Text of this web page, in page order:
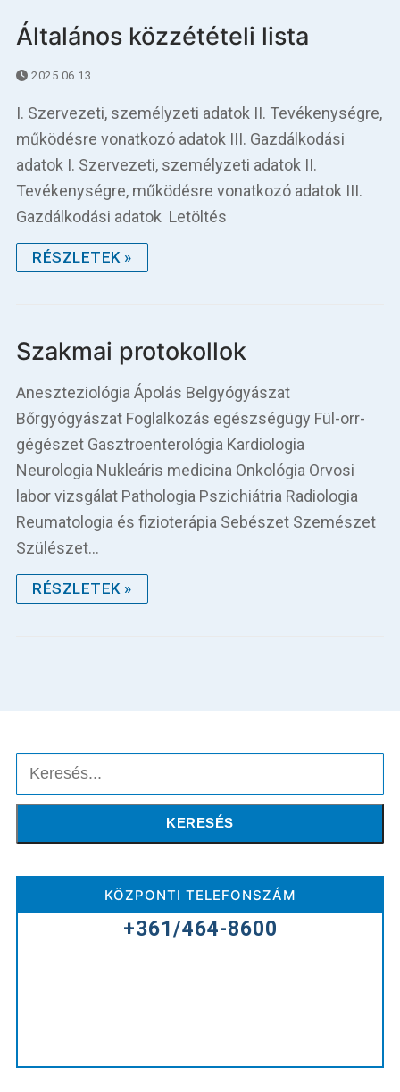
Általános közzétételi lista
2025.06.13.
I. Szervezeti, személyzeti adatok II. Tevékenységre,
működésre vonatkozó adatok III. Gazdálkodási
adatok I. Szervezeti, személyzeti adatok II.
Tevékenységre, működésre vonatkozó adatok III.
Gazdálkodási adatok Letöltés
RÉSZLETEK »
Szakmai protokollok
Aneszteziológia Ápolás Belgyógyászat
Bőrgyógyászat Foglalkozás egészségügy Fül-orr-
gégészet Gasztroenterológia Kardiologia
Neurologia Nukleáris medicina Onkológia Orvosi
labor vizsgálat Pathologia Pszichiátria Radiologia
Reumatologia és fizioterápia Sebészet Szemészet
Szülészet…
RÉSZLETEK »
Keresés
KERESÉS
KÖZPONTI TELEFONSZÁM
+361/464-8600